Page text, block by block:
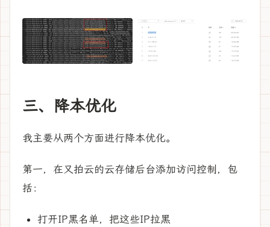
三、降本优化
我主要从两个方面进行降本优化。
第一，在又拍云的云存储后台添加访问控制，包
括：
打开IP黑名单，把这些IP拉黑